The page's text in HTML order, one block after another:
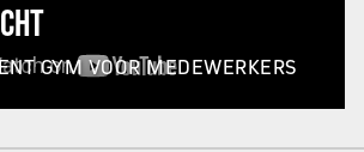
GYM VOOR MEDEWERKERS